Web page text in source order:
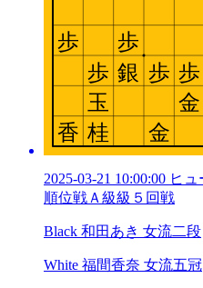
2025-03-21 10:00:00 ヒ
順位戦Ａ級級５回戦
Black 和田あき 女流二段
White 福間香奈 女流五冠